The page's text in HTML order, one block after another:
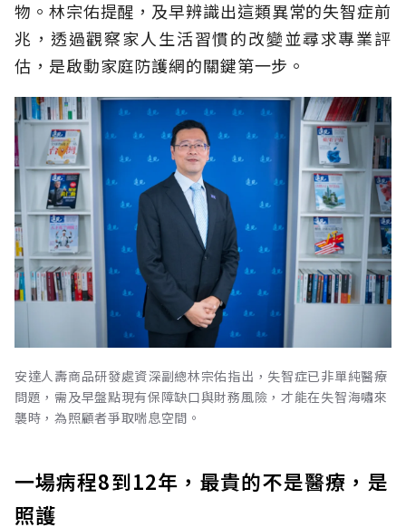
物。林宗佑提醒，及早辨識出這類異常的失智症前
兆，透過觀察家人生活習慣的改變並尋求專業評
估，是啟動家庭防護網的關鍵第一步。
安達人壽商品研發處資深副總林宗佑指出，失智症已非單純醫療
問題，需及早盤點現有保障缺口與財務風險，才能在失智海嘯來
襲時，為照顧者爭取喘息空間。
一場病程8到12年，最貴的不是醫療，是
照護